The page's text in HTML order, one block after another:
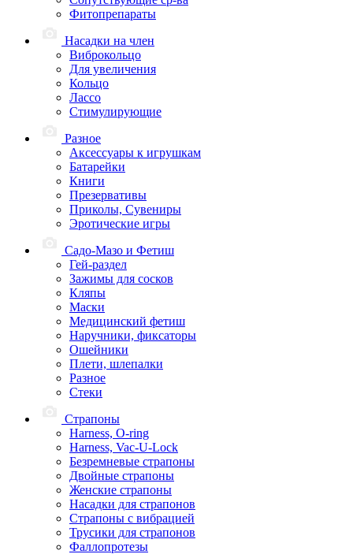
Фитопрепараты
Насадки на член
Виброкольцо
Для увеличения
Кольцо
Лассо
Стимулирующие
Разное
Аксессуары к игрушкам
Батарейки
Книги
Презервативы
Приколы, Сувениры
Эротические игры
Садо-Мазо и Фетиш
Гей-раздел
Зажимы для сосков
Кляпы
Маски
Медицинский фетиш
Наручники, фиксаторы
Ошейники
Плети, шлепалки
Разное
Стеки
Страпоны
Harness, O-ring
Harness, Vac-U-Lock
Безремневые страпоны
Двойные страпоны
Женские страпоны
Насадки для страпонов
Страпоны с вибрацией
Трусики для страпонов
Фаллопротезы